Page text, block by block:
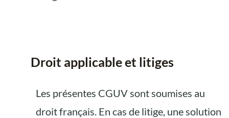
Droit applicable et litiges
Les présentes CGUV sont soumises au
droit français. En cas de litige, une solution